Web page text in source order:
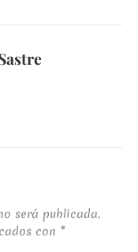
será publicada.
con *